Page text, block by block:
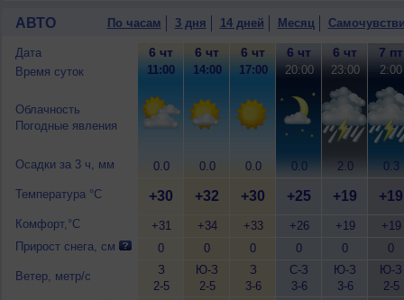
АВТО По часам 3 дня 14 дней Месяц
Дата
Время суток
Облачность
Погодные явления
Осадки за 3 ч, мм
Температура °C
Комфорт,°C
Прирост снега, см
Ветер, метр/с
6 чт
11:00
0.0
+30
+31
0
З
2-5
6 чт
14:00
0.0
+32
+34
0
Ю-З
2-5
6 чт
17:00
0.0
+30
+33
0
З
3-6
6 чт
20:00
0.0
+25
+26
0
С-З
3-6
6 чт
23:00
2.0
+19
+19
0
Ю-З
3-6
7 пт
2:00
0.3
+19
+19
0
Ю-З
2-5